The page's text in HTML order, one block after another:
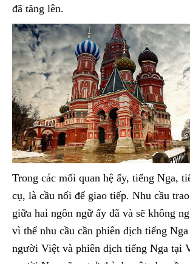
đã tăng lên.
Trong các mối quan hệ ấy, tiếng Nga,
cụ, là cầu nối để giao tiếp. Nhu cầu
giữa hai ngôn ngữ ấy đã và sẽ không
vì thế nhu cầu cần phiên dịch tiếng
người Việt và phiên dịch tiếng Nga tại